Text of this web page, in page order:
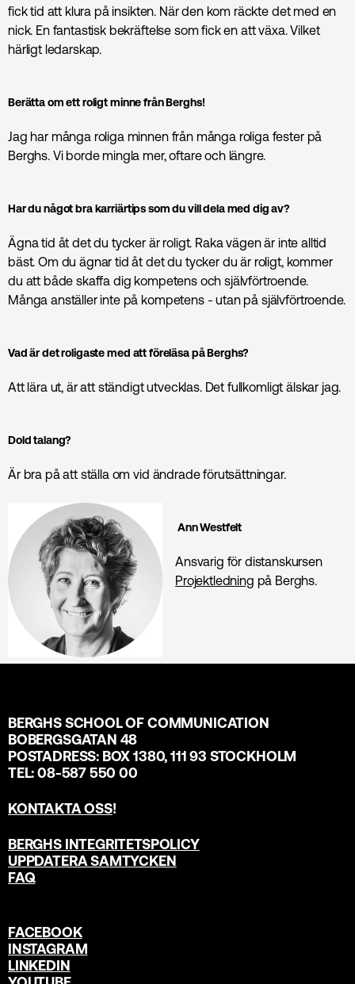
fick tid att klura på insikten. När den kom räckte det med en
nick. En fantastisk bekräftelse som fick en att växa. Vilket
härligt ledarskap.
Berätta om ett roligt minne från Berghs!
Jag har många roliga minnen från många roliga fester på
Berghs. Vi borde mingla mer, oftare och längre.
Har du något bra karriärtips som du vill dela med dig av?
Ägna tid åt det du tycker är roligt. Raka vägen är inte alltid
bäst. Om du ägnar tid åt det du tycker du är roligt, kommer
du att både skaffa dig kompetens och självförtroende.
Många anställer inte på kompetens - utan på självförtroende.
Vad är det roligaste med att föreläsa på Berghs?
Att lära ut, är att ständigt utvecklas. Det fullkomligt älskar jag.
Dold talang?
Är bra på att ställa om vid ändrade förutsättningar.
Ann Westfelt
Ansvarig för distanskursen
Projektledning på Berghs.
BERGHS SCHOOL OF COMMUNICATION
BOBERGSGATAN 48
POSTADRESS: BOX 1380, 111 93 STOCKHOLM
TEL: 08-587 550 00
KONTAKTA OSS!
BERGHS INTEGRITETSPOLICY
UPPDATERA SAMTYCKEN
FAQ
FACEBOOK
INSTAGRAM
LINKEDIN